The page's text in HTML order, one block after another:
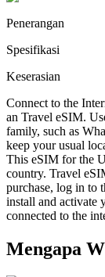
Penerangan
Spesifikasi
Keserasian
Connect to the
an Travel eSIM.
family, such as
keep your usual
This eSIM for the
country. Travel
purchase, log in to
install and activate
connected to the
Mengapa